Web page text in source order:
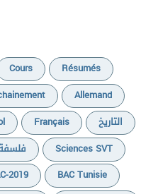
Cours
Résumés
Allemand
Français
التاريخ
Sciences SVT
2019
BAC Tunisie